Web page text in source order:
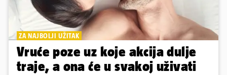
ZA NAJBOLJI UŽITAK
Vruće poze uz koje akcija dulje
traje, a ona će u svakoj uživati